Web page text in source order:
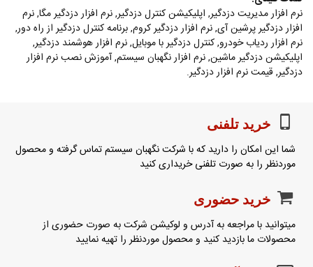
نرم افزار مدیریت دزدگیر, اپلیکیشن کنترل دزدگیر, نرم افزار دزدگیر مگا, نرم
افزار دزدگیر پرشین آی, نرم افزار دزدگیر کروم, برنامه کنترل دزدگیر از راه دور,
نرم افزار ردیاب خودرو, کنترل دزدگیر با موبایل, نرم افزار هوشمند دزدگیر,
اپلیکیشن دزدگیر ماشین, نرم افزار نگهبان سیستم, آموزش نصب نرم افزار
دزدگیر, قيمت نرم افزار دزدگیر.
خرید تلفنی
شما این امکان را دارید که با شرکت نگهبان سیستم تماس گرفته و محصول
موردنظر را به صورت تلفنی خریداری کنید
خرید حضوری
میتوانید با مراجعه به آدرس و لوکیشن شرکت به صورت حضوری از
محصولات ما بازدید کنید و محصول موردنظر را تهیه نمایید